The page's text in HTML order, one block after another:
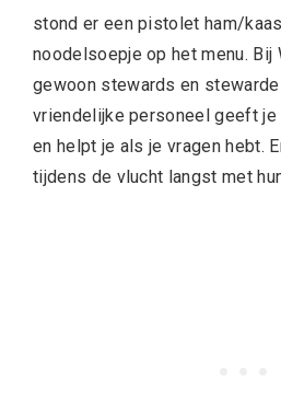
stond er een pistolet ham/
noodelsoepje op het menu. Bij
gewoon stewards en
vriendelijke personeel geeft
en helpt je als je vragen hebt.
tijdens de vlucht langst met